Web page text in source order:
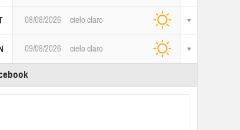
08/08/2026 cielo claro
09/08/2026 cielo claro